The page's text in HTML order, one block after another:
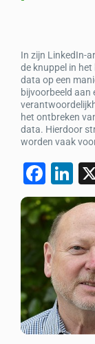
In zijn LinkedIn-
de knuppel in
data op een
bijvoorbeeld aan
het ontbreken
data. Hierdoor
worden vaak
F
a
c
e
b
o
o
k
Li
n
k
e
dI
n